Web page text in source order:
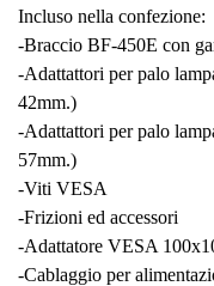
Incluso nella confezione:
-Braccio BF-450E con
-Adattattori per palo
42mm.)
-Adattattori per palo
57mm.)
-Viti VESA
-Frizioni ed accessori
-Adattatore VESA
-Cablaggio per